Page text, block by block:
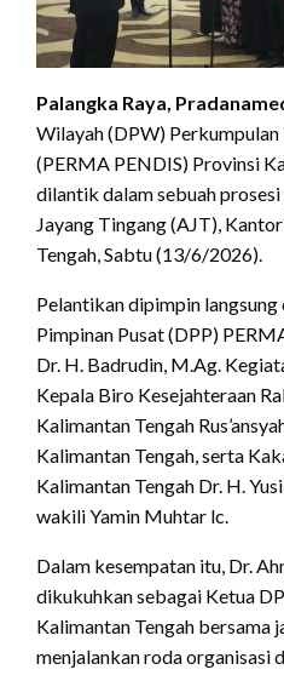
Palangka Raya,
Wilayah (DPW)
(PERMA PENDIS) Provinsi
dilantik dalam sebuah
Jayang Tingang (AJT),
Tengah, Sabtu (13/6/2026).
Pelantikan dipimpin
Pimpinan Pusat (DPP)
Dr. H. Badrudin, M.Ag.
Kepala Biro Kesejahteraan
Kalimantan Tengah
Kalimantan Tengah, serta
Kalimantan Tengah Dr. H.
wakili Yamin Muhtar lc.
Dalam kesempatan itu, Dr.
dikukuhkan sebagai Ketua
Kalimantan Tengah bersama
menjalankan roda organisasi